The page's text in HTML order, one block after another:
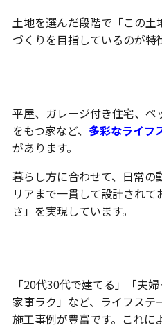
土地を選んだ段階で「この
づくりを目指しているのが特
平屋、ガレージ付き住宅、
をもつ家など、 多彩なライフ
があります。
暮らし方に合わせて、日常の
リアまで一貫して設計され
さ」を実現しています。
「20代30代で建てる」「夫
家事ラク」など、ライフス
施工事例が豊富です。これに